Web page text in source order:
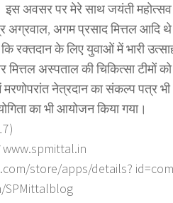
इस अवसर पर मेरे साथ जयंती
अग्रवाल, अगम प्रसाद मित्तल आदि
रक्तदान के लिए युवाओं में भारी
अस्पताल की चिकित्सा टीमों
मरणोपरांत नेत्रदान का संकल्प पत्र भी
का भी आयोजन किया गया।
www.spmittal.in
store/apps/details?
SPMittalblog